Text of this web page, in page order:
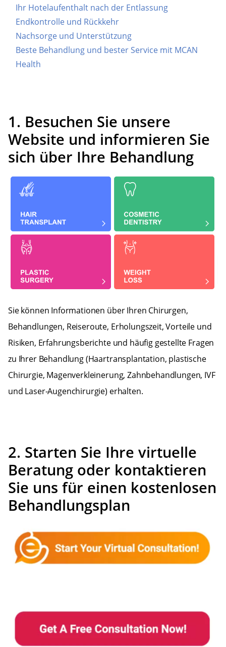
Ihr Hotelaufenthalt nach der Entlassung
Endkontrolle und Rückkehr
Nachsorge und Unterstützung
Beste Behandlung und bester Service mit MCAN
Health
1. Besuchen Sie unsere
Website und informieren Sie
sich über Ihre Behandlung
Sie können Informationen über Ihren Chirurgen,
Behandlungen, Reiseroute, Erholungszeit, Vorteile und
Risiken, Erfahrungsberichte und häufig gestellte Fragen
zu Ihrer Behandlung (Haartransplantation, plastische
Chirurgie, Magenverkleinerung, Zahnbehandlungen, IVF
und Laser-Augenchirurgie) erhalten.
2. Starten Sie Ihre virtuelle
Beratung oder kontaktieren
Sie uns für einen kostenlosen
Behandlungsplan